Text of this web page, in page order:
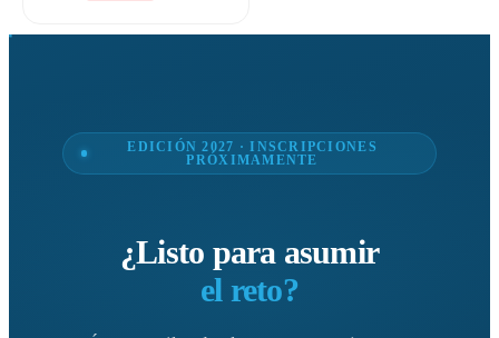
EDICIÓN 2027 · INSCRIPCIONES
PRÓXIMAMENTE
¿Listo para asumir
el reto?